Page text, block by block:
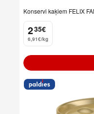
Konservi kaķiem FELIX
2
. 35€
6,91€/kg